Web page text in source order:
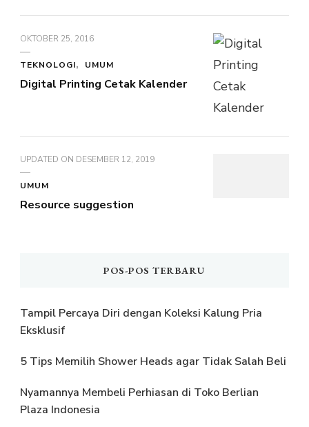
OKTOBER 25, 2016
TEKNOLOGI UMUM
Digital Printing Cetak Kalender
UPDATED ON DESEMBER 12, 2019
UMUM
Resource suggestion
POS-POS TERBARU
Tampil Percaya Diri dengan Koleksi Kalung Pria
Eksklusif
5 Tips Memilih Shower Heads agar Tidak Salah Beli
Nyamannya Membeli Perhiasan di Toko Berlian
Plaza Indonesia